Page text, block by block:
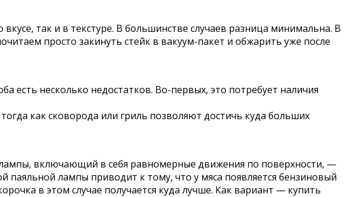
так и в текстуре. В большинстве случаев разница минимальна. В
просто закинуть стейк в вакуум-пакет и обжарить уже после
несколько недостатков. Во-первых, это потребует наличия
как сковорода или гриль позволяют достичь куда больших
включающий в себя равномерные движения по поверхности, —
лампы приводит к тому, что у мяса появляется бензиновый
в этом случае получается куда лучше. Как вариант — купить